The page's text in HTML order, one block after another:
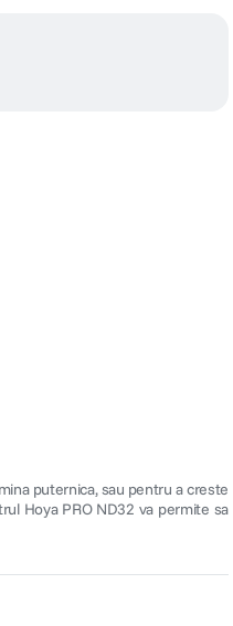
puternica, sau pentru a creste
Hoya PRO ND32 va permite sa